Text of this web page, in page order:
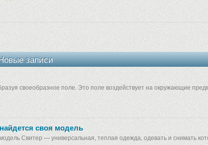
записи
своеобразное поле. Это поле воздействует на окружающие
своя модель
Свитер — универсальная, теплая одежда, одевать и снимать